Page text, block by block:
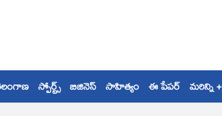
స్పోర్ట్స్ బిజినెస్ సాహిత్యం ఈ పేపర్ మరిన్ని +